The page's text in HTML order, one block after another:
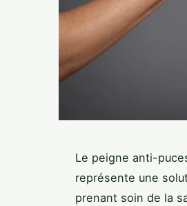
Le peigne anti-
représente une
prenant soin de la